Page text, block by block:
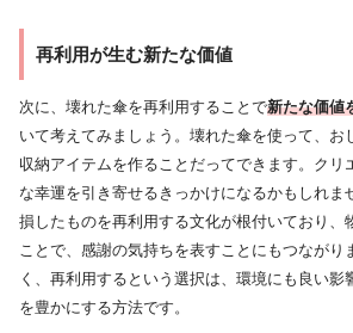
再利用が生む新たな価値
次に、壊れた傘を再利用することで新たな価値
いて考えてみましょう。壊れた傘を使って、お
収納アイテムを作ることだってできます。クリ
な幸運を引き寄せるきっかけになるかもしれま
損したものを再利用する文化が根付いており、
ことで、感謝の気持ちを表すことにもつながり
く、再利用するという選択は、環境にも良い影
を豊かにする方法です。